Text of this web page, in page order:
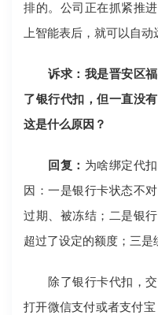
排的。公司正在抓紧推
上智能表后，就可以自动
诉求：我是晋安区
了银行代扣，但一直没
这是什么原因？
回复： 为啥绑定代
因：一是银行卡状态不
过期、被冻结；二是银
超过了设定的额度；三是
除了银行卡代扣，交
打开微信支付或者支付